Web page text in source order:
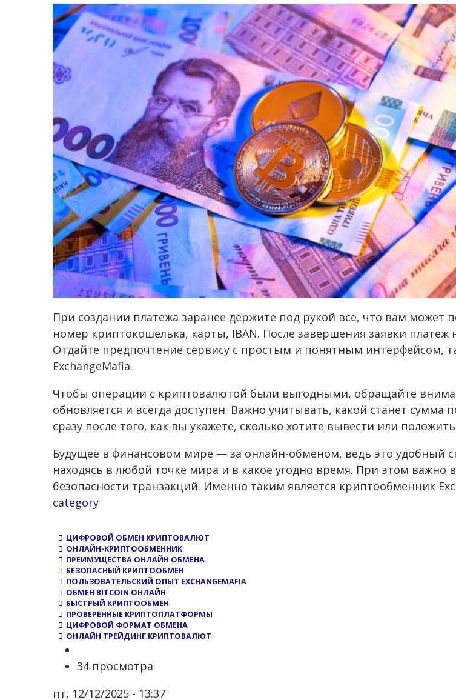
При создании платежа заранее держите под рукой все, что вам может
номер криптокошелька, карты, IBAN. После завершения заявки
Отдайте предпочтение сервису с простым и понятным интерфейсом,
ExchangeMafia.
Чтобы операции с криптовалютой были выгодными, обращайте
обновляется и всегда доступен. Важно учитывать, какой станет
сразу после того, как вы укажете, сколько хотите вывести или
Будущее в финансовом мире — за онлайн-обменом, ведь это удобный
находясь в любой точке мира и в какое угодно время. При этом
безопасности транзакций. Именно таким является криптообменник
Channel
category
ЦИФРОВОЙ ОБМЕН КРИПТОВАЛЮТ
ОНЛАЙН-КРИПТООБМЕННИК
ПРЕИМУЩЕСТВА ОНЛАЙН ОБМЕНА
БЕЗОПАСНЫЙ КРИПТООБМЕН
ПОЛЬЗОВАТЕЛЬСКИЙ ОПЫТ EXCHANGEMAFIA
ОБМЕН BITCOIN ОНЛАЙН
БЫСТРЫЙ КРИПТООБМЕН
ПРОВЕРЕННЫЕ КРИПТОПЛАТФОРМЫ
ЦИФРОВОЙ ФОРМАТ ОБМЕНА
ОНЛАЙН ТРЕЙДИНГ КРИПТОВАЛЮТ
34 просмотра
пт, 12/12/2025 - 13:37